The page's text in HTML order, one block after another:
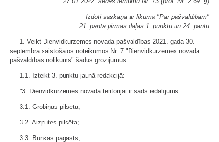
Izdoti saskaņā ar likuma "Par pašvaldībām"
21. panta pirmās daļas 1. punktu un 24. pantu
1. Veikt Dienvidkurzemes novada pašvaldības 2021. gada 30.
septembra saistošajos noteikumos Nr. 7 "Dienvidkurzemes novada
pašvaldības nolikums" šādus grozījumus:
1.1. Izteikt 3. punktu jaunā redakcijā:
"3. Dienvidkurzemes novada teritorijai ir šāds iedalījums:
3.1. Grobiņas pilsēta;
3.2. Aizputes pilsēta;
3.3. Bunkas pagasts;